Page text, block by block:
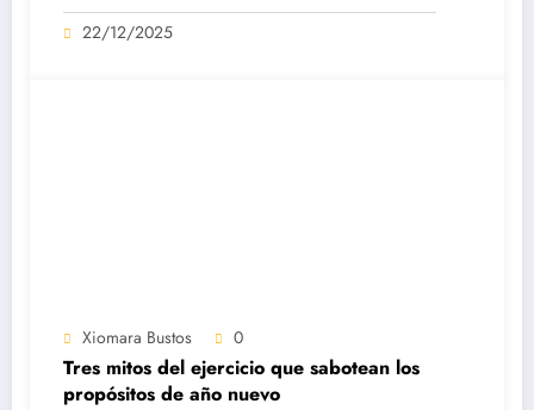
22/12/2025
Xiomara Bustos 0
Tres mitos del ejercicio que sabotean los
propósitos de año nuevo